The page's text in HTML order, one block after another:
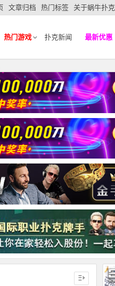
文章归档 热门标签 关于蜗牛扑克
热门游戏 扑克新闻 最新优惠